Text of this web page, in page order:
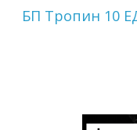
БП Тропин 10